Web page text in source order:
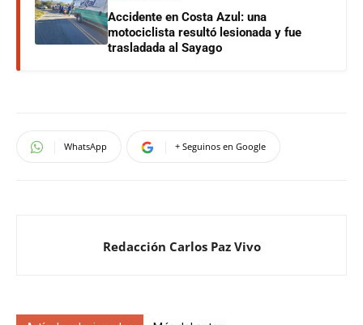
Accidente en Costa Azul: una
motociclista resultó lesionada y fue
trasladada al Sayago
WhatsApp + Seguinos en Google
Redacción Carlos Paz Vivo